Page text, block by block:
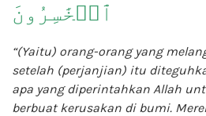
ٱلۡخَٰسِرُونَ
“(Yaitu) orang-orang yang
setelah (perjanjian) itu
apa yang diperintahkan Allah
berbuat kerusakan di bumi.